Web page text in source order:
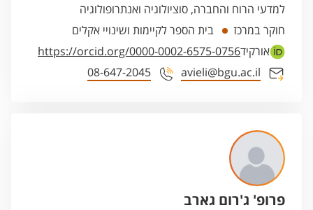
למדעי הרוח והחברה, סוציולוגיה ואנתרופולוגיה
חוקר במרכז
בית הספר לקיימות ושינויי אקלים
אורקידhttps://orcid.org/0000-0002-6575-0756
avieli@bgu.ac.il
08-647-2045
פרופ' ג'רום גארב